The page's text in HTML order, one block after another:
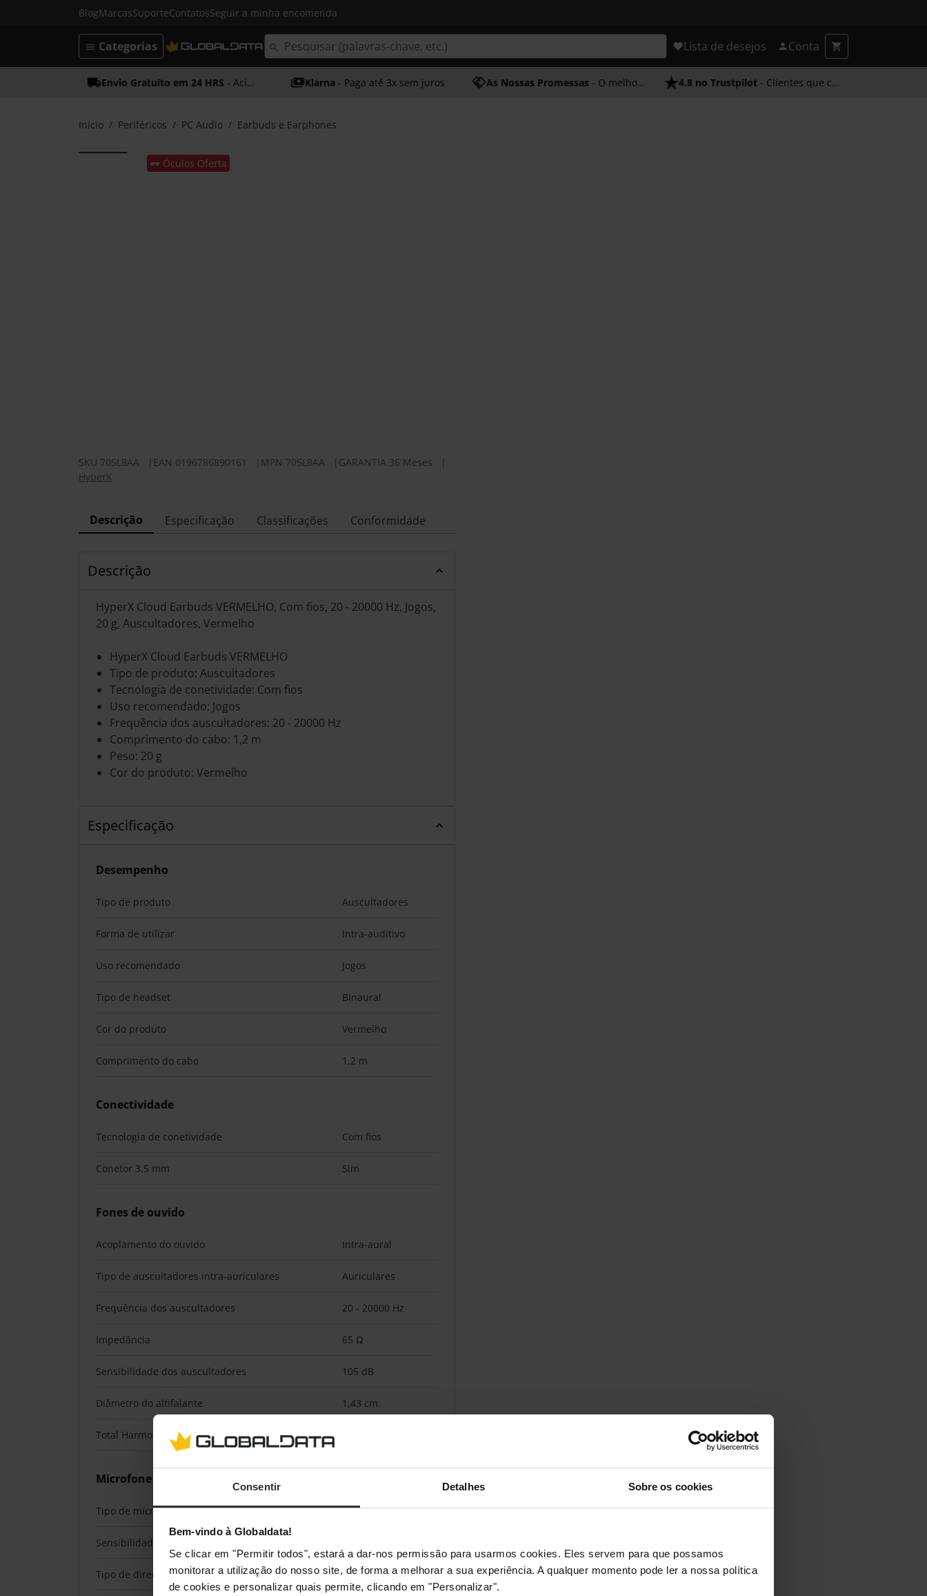
Consentir Detalhes Sobre os cookies
Bem-vindo à Globaldata!
Se clicar em "Permitir todos", estará a dar-nos permissão para usarmos cookies. Eles servem para que possamos
monitorar a utilização do nosso site, de forma a melhorar a sua experiência. A qualquer momento pode ler a nossa política
de cookies e personalizar quais permite, clicando em "Personalizar".
BlogMarcasSuporteContatosSeguir a minha encomenda
Lista de desejos Conta
Categorias
Envio Gratuito em 24 HRS - Acima dos 50€ Klarna - Paga até 3x sem juros As Nossas Promessas - O melhor atendimento 4.8 no Trustpilot - Clientes que confiam em nós
Início Periféricos PC Audio Earbuds e Earphones
🕶️ Óculos Oferta
SKU 705L8AA EAN 0196786890161 MPN 705L8AA GARANTIA 36 Meses
HyperX
Descrição Especificação Classificações Conformidade
Descrição
HyperX Cloud Earbuds VERMELHO, Com fios, 20 - 20000 Hz, Jogos,
20 g, Auscultadores, Vermelho
HyperX Cloud Earbuds VERMELHO
Tipo de produto: Auscultadores
Tecnologia de conetividade: Com fios
Uso recomendado: Jogos
Frequência dos auscultadores: 20 - 20000 Hz
Comprimento do cabo: 1,2 m
Peso: 20 g
Cor do produto: Vermelho
Especificação
Desempenho
Tipo de produto Auscultadores
Forma de utilizar Intra-auditivo
Uso recomendado Jogos
Tipo de headset Binaural
Cor do produto Vermelho
Comprimento do cabo 1,2 m
Conectividade
Tecnologia de conetividade Com fios
Conetor 3,5 mm Sim
Fones de ouvido
Acoplamento do ouvido Intra-aural
Tipo de auscultadores intra-auriculares Auriculares
Frequência dos auscultadores 20 - 20000 Hz
Impedância 65 Ω
Sensibilidade dos auscultadores 105 dB
Diâmetro do altifalante 1,43 cm
Total Harmonic Distortion (THD)
Microfone
Tipo de microfone In-line
Sensibilidade do microfone
Tipo de direcção do microfone Omnidirecional